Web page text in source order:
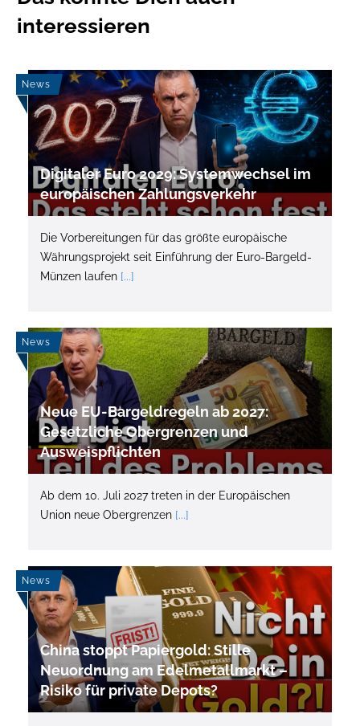
interessieren
News
Digitaler Euro 2029: Systemwechsel im
europäischen Zahlungsverkehr
Die Vorbereitungen für das größte europäische
Währungsprojekt seit Einführung der Euro-Bargeld-
Münzen laufen [...]
News
Neue EU-Bargeldregeln ab 2027:
Gesetzliche Obergrenzen und
Ausweispflichten
Ab dem 10. Juli 2027 treten in der Europäischen
Union neue Obergrenzen [...]
News
China stoppt Papiergold: Stille
Neuordnung am Edelmetallmarkt –
Risiko für private Depots?